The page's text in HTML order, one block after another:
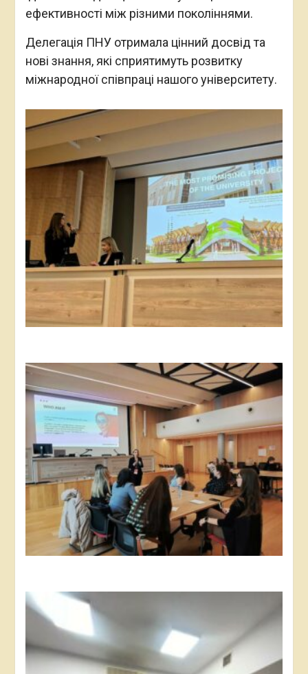
ефективності між різними поколіннями.
Делегація ПНУ отримала цінний досвід та
нові знання, які сприятимуть розвитку
міжнародної співпраці нашого університету.